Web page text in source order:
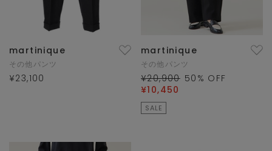
martinique
その他パンツ
¥23,100
martinique
その他パンツ
¥20,900 50 % OFF
¥10,450
SALE